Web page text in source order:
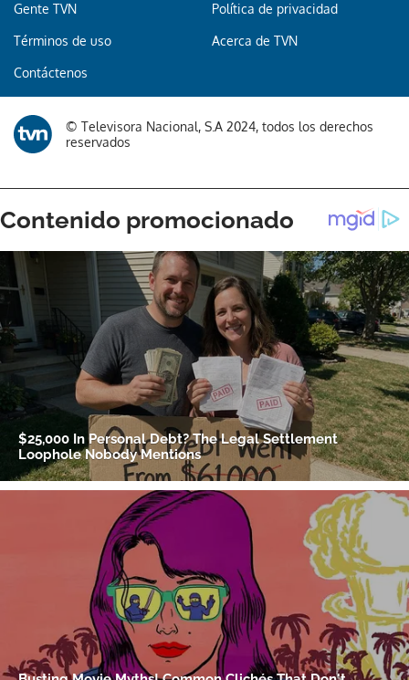
Gente TVN Política de privacidad
Términos de uso Acerca de TVN
Contáctenos
© Televisora Nacional, S.A 2024, todos los derechos
reservados